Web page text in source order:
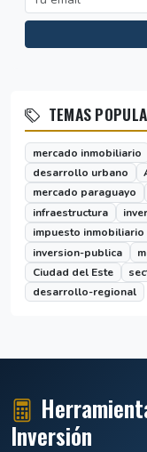
TEMAS
mercado inmobiliario
desarrollo urbano
mercado paraguayo
infraestructura
impuesto inmobiliario
inversion-publica
Ciudad del Este
desarrollo-regional
Inversión